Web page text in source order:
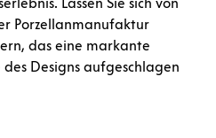
Porzellanmanufaktur
das eine markante
Designs aufgeschlagen